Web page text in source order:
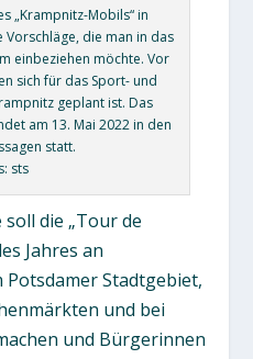
„Krampnitz-Mobils“ in
Vorschläge, die man in das
einbeziehen möchte. Vor
sich für das Sport- und
geplant ist. Das
am 13. Mai 2022 in den
statt.
sts
die „Tour de
Jahres an
Stadtgebiet,
und bei
und Bürgerinnen